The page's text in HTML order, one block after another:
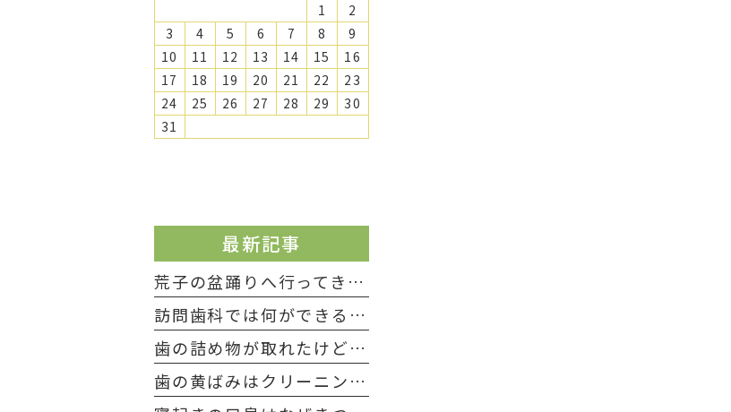
1
2
3
4 5 6 7 8
9
10
11 12 13 14 15
16
17
18 19 20 21 22
23
24
25 26 27 28 29
30
31
最新記事
荒子の盆踊りへ行ってきました
訪問歯科では何ができる？自宅で支える「食べる力」とお口の健康
歯の詰め物が取れたけど痛くない…放置していい？受診目安と応急処置
歯の黄ばみはクリーニングで落ちる？ホワイトニングとの違いと選び方